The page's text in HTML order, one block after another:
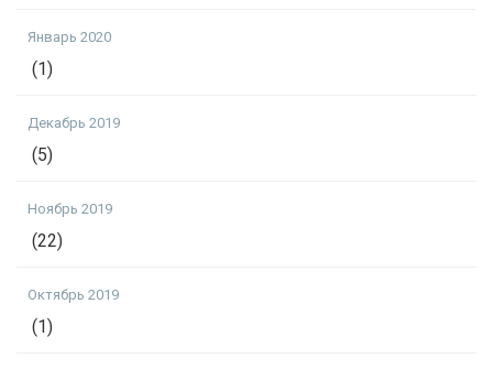
Январь 2020
(1)
Декабрь 2019
(5)
Ноябрь 2019
(22)
Октябрь 2019
(1)